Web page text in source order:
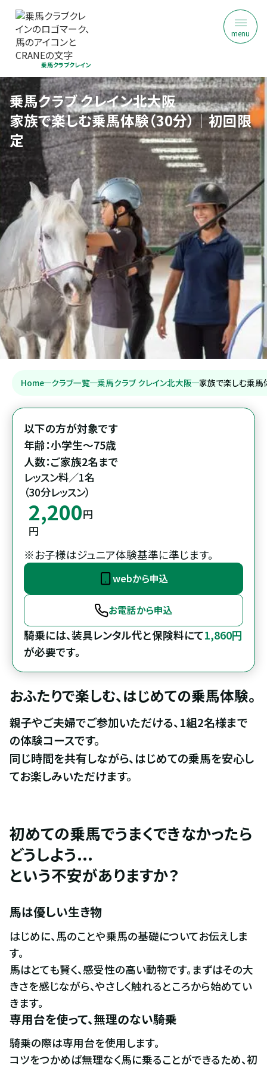
乗馬クラブクレイン
menu
乗馬クラブ クレイン北大阪
家族で楽しむ乗馬体験（30分）｜初回限
定
Home クラブ一覧 乗馬クラブ クレイン北大阪 家族で楽しむ乗馬
以下の方が対象です
年齢：小学生～75歳
人数：ご家族2名まで
レッスン料／1名
（30分レッスン）
2,200円
円
※お子様はジュニア体験基準に準じます。
webから申込
お電話から申込
騎乗には、装具レンタル代と保険料にて1,860円
が必要です。
おふたりで楽しむ、はじめての乗馬体験。
親子やご夫婦でご参加いただける、1組2名様まで
の体験コースです。
同じ時間を共有しながら、はじめての乗馬を安心し
てお楽しみいただけます。
初めての乗馬でうまくできなかったら
どうしよう...
という不安がありますか？
馬は優しい生き物
はじめに、馬のことや乗馬の基礎についてお伝えしま
す。
馬はとても賢く、感受性の高い動物です。まずはその大
きさを感じながら、やさしく触れるところから始めてい
きます。
専用台を使って、無理のない騎乗
騎乗の際は専用台を使用します。
コツをつかめば無理なく馬に乗ることができるため、初